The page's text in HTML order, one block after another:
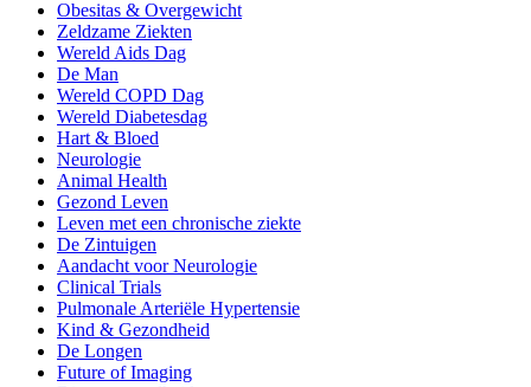
Obesitas & Overgewicht
Zeldzame Ziekten
Wereld Aids Dag
De Man
Wereld COPD Dag
Wereld Diabetesdag
Hart & Bloed
Neurologie
Animal Health
Gezond Leven
Leven met een chronische ziekte
De Zintuigen
Aandacht voor Neurologie
Clinical Trials
Pulmonale Arteriële Hypertensie
Kind & Gezondheid
De Longen
Future of Imaging